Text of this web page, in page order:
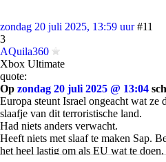
zondag 20 juli 2025, 13:59 uur #11
3
AQuila360
Xbox Ultimate
quote:
Op zondag 20 juli 2025 @ 13:04
Europa steunt Israel ongeacht wat ze
slaafje van dit terroristische land.
Had niets anders verwacht.
Heeft niets met slaaf te maken Sap.
het heel lastig om als EU wat te doen.